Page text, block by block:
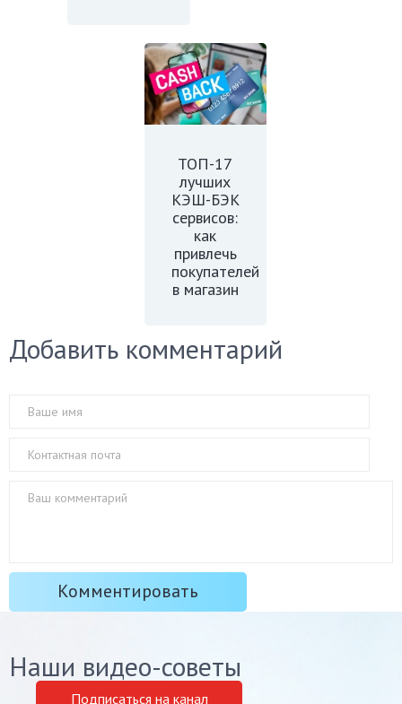
ТОП-17
лучших
КЭШ-БЭК
сервисов:
как
привлечь
покупателей
в магазин
Добавить комментарий
Наши видео-советы
Подписаться на канал